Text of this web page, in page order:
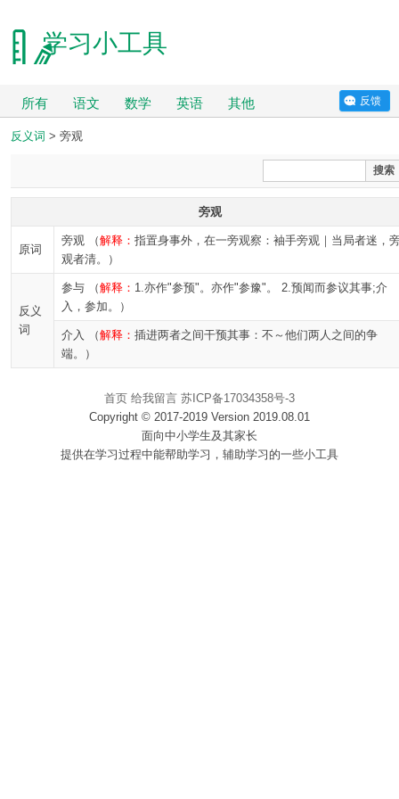
学习小工具
所有 语文 数学 英语 其他 反馈
反义词 > 旁观
搜索
旁观
原词
旁观 （解释： 指置身事外，在一旁观察：袖手旁观｜当局者迷，
观者清。）
反义
词
参与 （解释： 1.亦作"参预"。亦作"参豫"。 2.预闻而参议其事;介
入，参加。）
介入 （解释： 插进两者之间干预其事：不～他们两人之间的争
端。）
首页 给我留言 苏ICP备17034358号-3
Copyright © 2017-2019 Version 2019.08.01
面向中小学生及其家长
提供在学习过程中能帮助学习，辅助学习的一些小工具